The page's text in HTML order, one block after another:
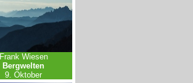
Frank Wiesen
Bergwelten
9. Oktober